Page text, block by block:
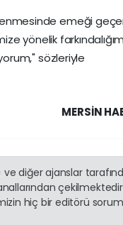
emeği
yönelik
sözleriyle
MERSIN
ve diğer ajanslar
hiç bir editörü